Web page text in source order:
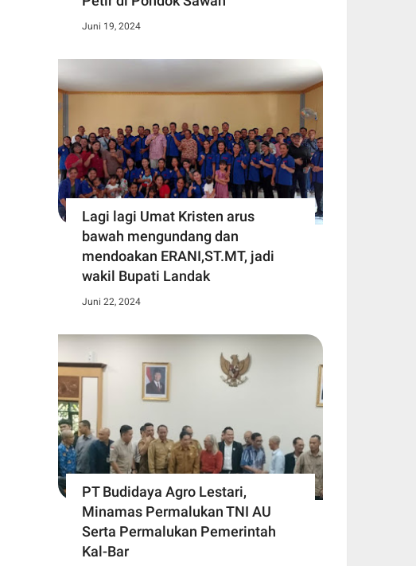
Juni 19, 2024
Lagi lagi Umat Kristen arus
bawah mengundang dan
mendoakan ERANI,ST.MT, jadi
wakil Bupati Landak
Juni 22, 2024
PT Budidaya Agro Lestari,
Minamas Permalukan TNI AU
Serta Permalukan Pemerintah
Kal-Bar